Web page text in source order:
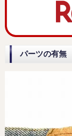
パーツの有無